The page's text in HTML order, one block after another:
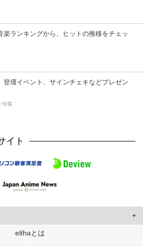
楽ランキングから、ヒットの推移をチェッ
登壇イベント、サインチェキなどプレゼン
特集
イト
して、ユーザーに合わせたコンテンツや広告の
elthaとは